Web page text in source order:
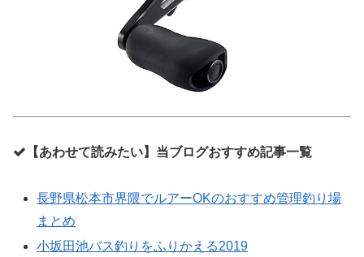
【あわせて読みたい】当ブログおすすめ記事一覧
長野県松本市界隈でルアーOKのおすすめ管理釣り場
まとめ
小坂田池バス釣りをふりかえる2019